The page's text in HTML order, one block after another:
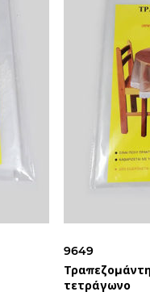
9649
τετράγωνο